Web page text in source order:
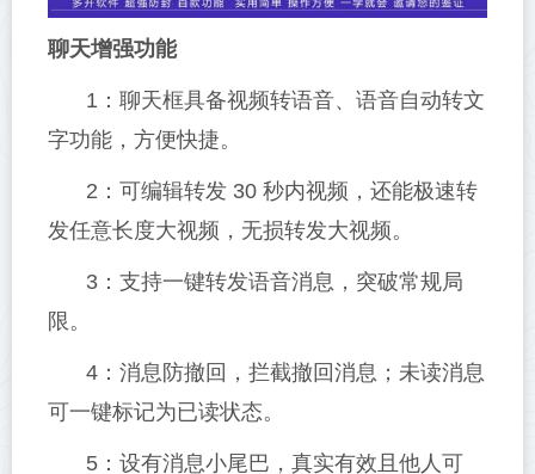
聊天增强功能
1：聊天框具备视频转语音、语音自动转文
字功能，方便快捷。
2：可编辑转发 30 秒内视频，还能极速转
发任意长度大视频，无损转发大视频。
3：支持一键转发语音消息，突破常规局
限。
4：消息防撤回，拦截撤回消息；未读消息
可一键标记为已读状态。
5：设有消息小尾巴，真实有效且他人可